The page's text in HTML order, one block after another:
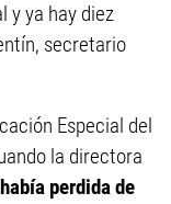
y ya hay diez
secretario
Especial del
la directora
había perdida de